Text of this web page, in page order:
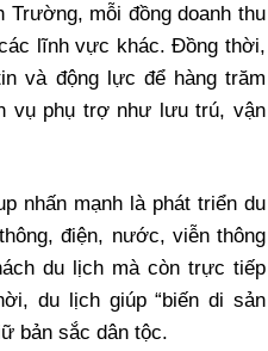
Trường, mỗi đồng doanh thu
lĩnh vực khác. Đồng thời,
và động lực để hàng trăm
vụ phụ trợ như lưu trú, vận
nhấn mạnh là phát triển du
điện, nước, viễn thông
du lịch mà còn trực tiếp
du lịch giúp “biến di sản
bản sắc dân tộc.